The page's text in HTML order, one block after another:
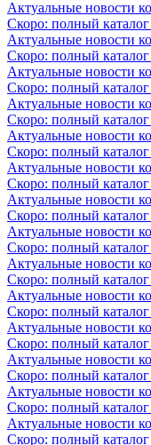
Актуальные новости
Скоро: полный
Актуальные новости
Скоро: полный
Актуальные новости
Скоро: полный
Актуальные новости
Скоро: полный
Актуальные новости
Скоро: полный
Актуальные новости
Скоро: полный
Актуальные новости
Скоро: полный
Актуальные новости
Скоро: полный
Актуальные новости
Скоро: полный
Актуальные новости
Скоро: полный
Актуальные новости
Скоро: полный
Актуальные новости
Скоро: полный
Актуальные новости
Скоро: полный
Актуальные новости
Скоро: полный